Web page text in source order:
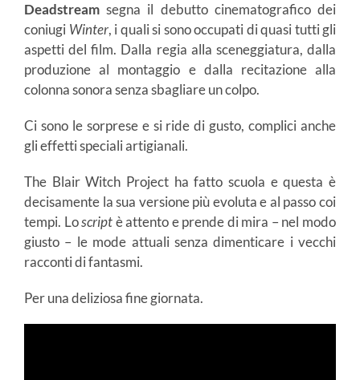
Deadstream segna il debutto cinematografico dei
coniugi Winter, i quali si sono occupati di quasi tutti gli
aspetti del film. Dalla regia alla sceneggiatura, dalla
produzione al montaggio e dalla recitazione alla
colonna sonora senza sbagliare un colpo.
Ci sono le sorprese e si ride di gusto, complici anche
gli effetti speciali artigianali.
The Blair Witch Project ha fatto scuola e questa è
decisamente la sua versione più evoluta e al passo coi
tempi. Loscriptè attento e prende di mira – nel modo
giusto – le mode attuali senza dimenticare i vecchi
racconti di fantasmi.
Per una deliziosa fine giornata.